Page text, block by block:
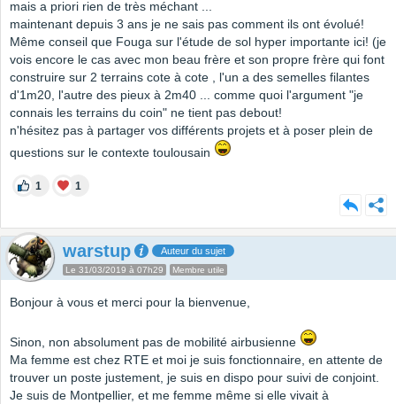
mais a priori rien de très méchant ...
maintenant depuis 3 ans je ne sais pas comment ils ont évolué!
Même conseil que Fouga sur l'étude de sol hyper importante ici! (je
vois encore le cas avec mon beau frère et son propre frère qui font
construire sur 2 terrains cote à cote , l'un a des semelles filantes
d'1m20, l'autre des pieux à 2m40 ... comme quoi l'argument "je
connais les terrains du coin" ne tient pas debout!
n'hésitez pas à partager vos différents projets et à poser plein de
questions sur le contexte toulousain
1 1
warstup Auteur du sujet
Le 31/03/2019 à 07h29 Membre utile
Bonjour à vous et merci pour la bienvenue,
Sinon, non absolument pas de mobilité airbusienne
Ma femme est chez RTE et moi je suis fonctionnaire, en attente de
trouver un poste justement, je suis en dispo pour suivi de conjoint.
Je suis de Montpellier, et me femme même si elle vivait à